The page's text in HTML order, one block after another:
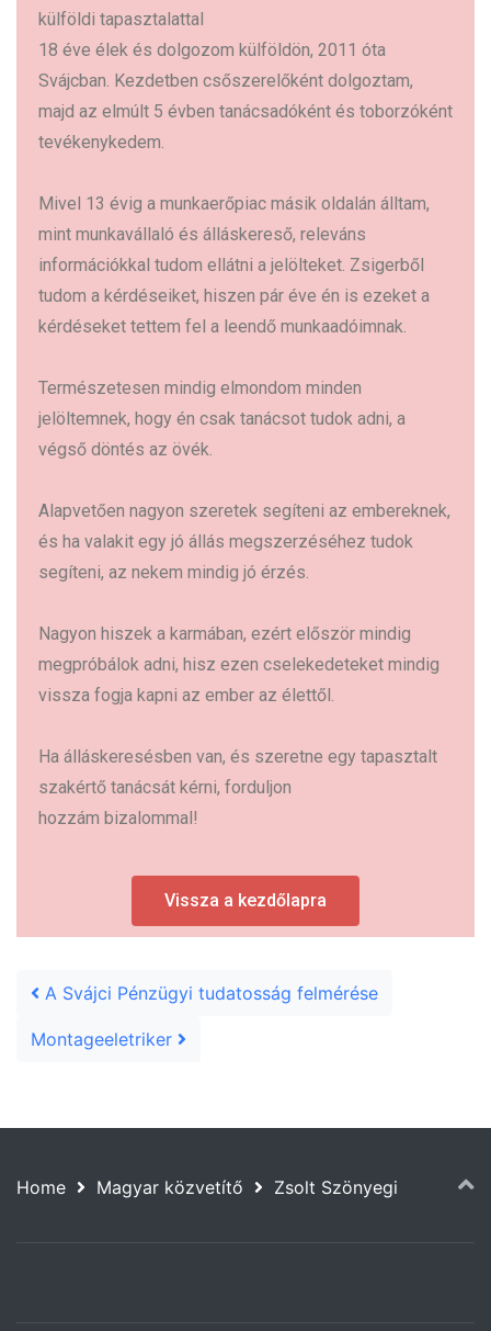
külföldi tapasztalattal
18 éve élek és dolgozom külföldön, 2011 óta
Svájcban. Kezdetben csőszerelőként dolgoztam,
majd az elmúlt 5 évben tanácsadóként és toborzóként
tevékenykedem.
Mivel 13 évig a munkaerőpiac másik oldalán álltam,
mint munkavállaló és álláskereső, releváns
információkkal tudom ellátni a jelölteket. Zsigerből
tudom a kérdéseiket, hiszen pár éve én is ezeket a
kérdéseket tettem fel a leendő munkaadóimnak.
Természetesen mindig elmondom minden
jelöltemnek, hogy én csak tanácsot tudok adni, a
végső döntés az övék.
Alapvetően nagyon szeretek segíteni az embereknek,
és ha valakit egy jó állás megszerzéséhez tudok
segíteni, az nekem mindig jó érzés.
Nagyon hiszek a karmában, ezért először mindig
megpróbálok adni, hisz ezen cselekedeteket mindig
vissza fogja kapni az ember az élettől.
Ha álláskeresésben van, és szeretne egy tapasztalt
szakértő tanácsát kérni, forduljon
hozzám bizalommal!
Vissza a kezdőlapra
A Svájci Pénzügyi tudatosság felmérése
Montageeletriker
Home Magyar közvetítő Zsolt Szönyegi